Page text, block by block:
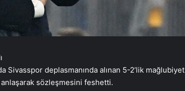
Sivasspor deplasmanında alınan 5-2’lik mağlubiyet
anlaşarak sözleşmesini feshetti.